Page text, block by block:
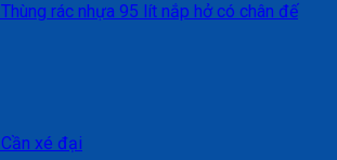
Thùng rác nhựa 95 lít nắp hở có chân đế
Cần xé đại